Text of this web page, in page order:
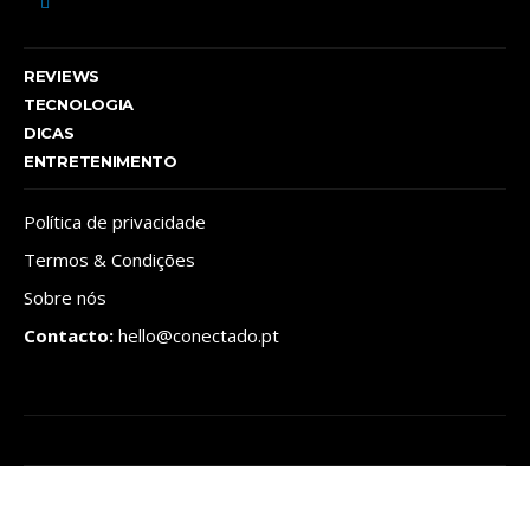
REVIEWS
TECNOLOGIA
DICAS
ENTRETENIMENTO
Política de privacidade
Termos & Condições
Sobre nós
Contacto: hello@conectado.pt